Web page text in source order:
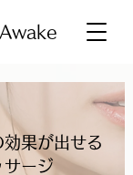
果が出せる
サージ